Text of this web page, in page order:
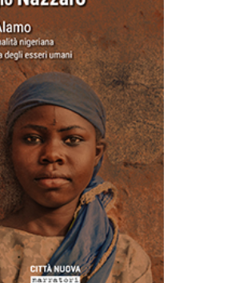
AGGIUNGI AL CARRELLO